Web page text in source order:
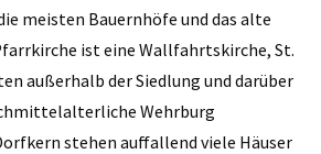
meisten Bauernhöfe und das alte
ist eine Wallfahrtskirche, St.
außerhalb der Siedlung und darüber
Wehrburg
stehen auffallend viele Häuser